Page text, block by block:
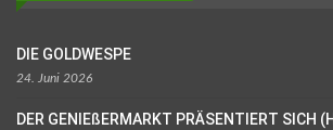
DIE GOLDWESPE
24. Juni 2026
DER GENIEßERMARKT PRÄSENTIERT SICH